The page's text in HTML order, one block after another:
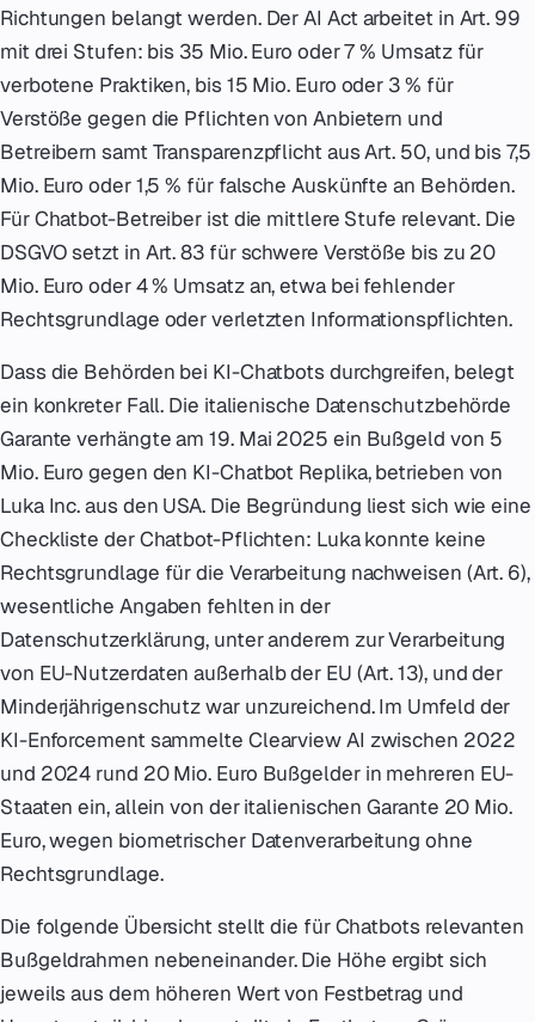
Richtungen belangt werden. Der AI Act arbeitet in Art. 99
mit drei Stufen: bis 35 Mio. Euro oder 7 % Umsatz für
verbotene Praktiken, bis 15 Mio. Euro oder 3 % für
Verstöße gegen die Pflichten von Anbietern und
Betreibern samt Transparenzpflicht aus Art. 50, und bis 7,5
Mio. Euro oder 1,5 % für falsche Auskünfte an Behörden.
Für Chatbot-Betreiber ist die mittlere Stufe relevant. Die
DSGVO setzt in Art. 83 für schwere Verstöße bis zu 20
Mio. Euro oder 4 % Umsatz an, etwa bei fehlender
Rechtsgrundlage oder verletzten Informationspflichten.
Dass die Behörden bei KI-Chatbots durchgreifen, belegt
ein konkreter Fall. Die italienische Datenschutzbehörde
Garante verhängte am 19. Mai 2025 ein Bußgeld von 5
Mio. Euro gegen den KI-Chatbot Replika, betrieben von
Luka Inc. aus den USA. Die Begründung liest sich wie eine
Checkliste der Chatbot-Pflichten: Luka konnte keine
Rechtsgrundlage für die Verarbeitung nachweisen (Art. 6),
wesentliche Angaben fehlten in der
Datenschutzerklärung, unter anderem zur Verarbeitung
von EU-Nutzerdaten außerhalb der EU (Art. 13), und der
Minderjährigenschutz war unzureichend. Im Umfeld der
KI-Enforcement sammelte Clearview AI zwischen 2022
und 2024 rund 20 Mio. Euro Bußgelder in mehreren EU-
Staaten ein, allein von der italienischen Garante 20 Mio.
Euro, wegen biometrischer Datenverarbeitung ohne
Rechtsgrundlage.
Die folgende Übersicht stellt die für Chatbots relevanten
Bußgeldrahmen nebeneinander. Die Höhe ergibt sich
jeweils aus dem höheren Wert von Festbetrag und